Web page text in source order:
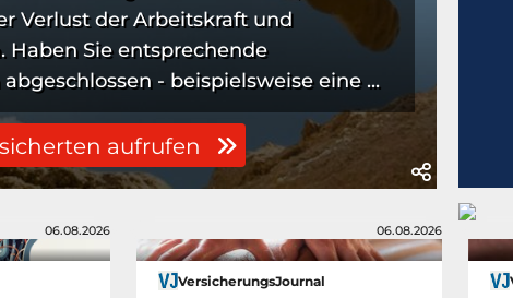
Verlust der Arbeitskraft und
Haben Sie entsprechende
- beispielsweise eine ...
aufrufen
06.08.2026 06.08.2026
VersicherungsJournal